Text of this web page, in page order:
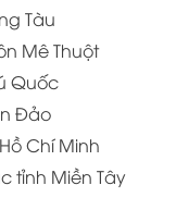
Tàu
Mê Thuột
Quốc
Đảo
Hồ Chí Minh
tỉnh Miền Tây